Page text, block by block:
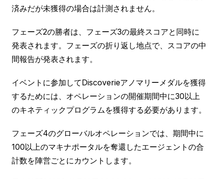
済みだが未獲得の場合は計測されません。
フェーズ2の勝者は、フェーズ3の最終スコアと同時に
発表されます。フェーズの折り返し地点で、スコアの中
間報告が発表されます。
イベントに参加してDiscoverieアノマリーメダルを獲得
するためには、オペレーションの開催期間中に30以上
のキネティックプログラムを獲得する必要があります。
フェーズ4のグローバルオペレーションでは、期間中に
100以上のマキナポータルを奪還したエージェントの合
計数を陣営ごとにカウントします。